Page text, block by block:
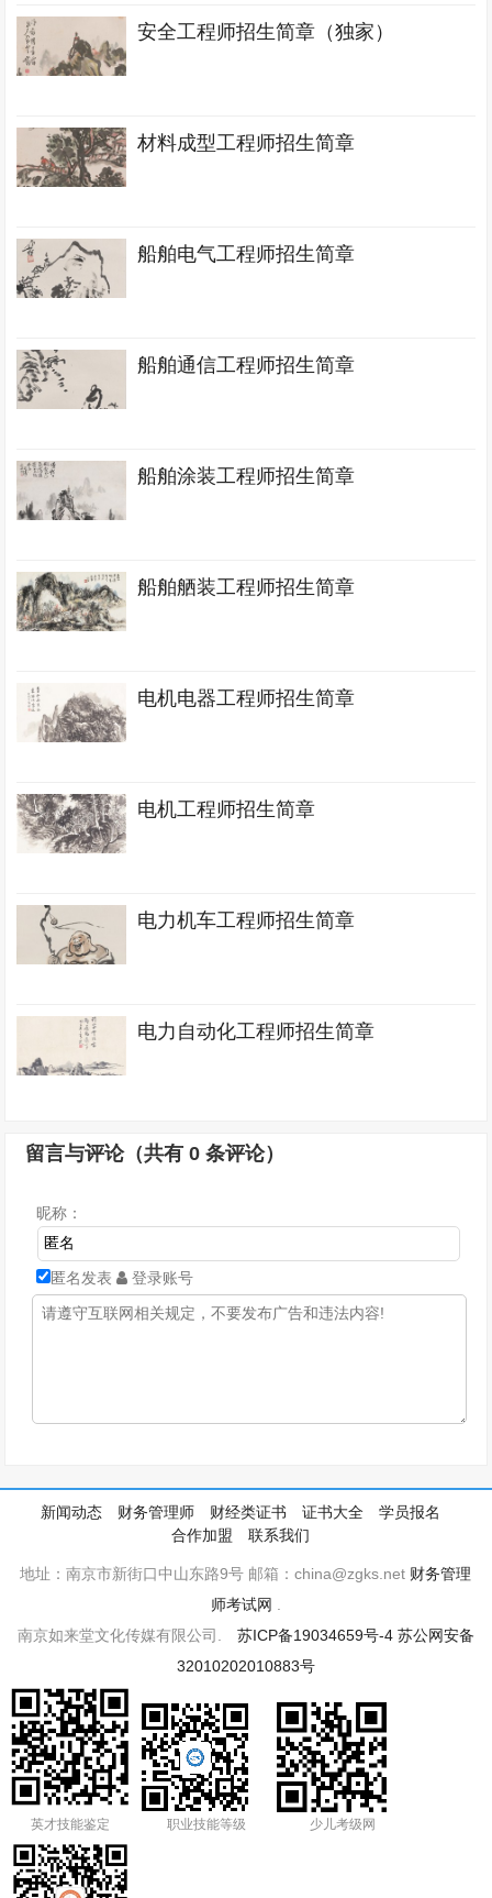
安全工程师招生简章（独家）
材料成型工程师招生简章
船舶电气工程师招生简章
船舶通信工程师招生简章
船舶涂装工程师招生简章
船舶舾装工程师招生简章
电机电器工程师招生简章
电机工程师招生简章
电力机车工程师招生简章
电力自动化工程师招生简章
留言与评论（共有0 条评论）
昵称：
匿名发表 登录账号
新闻动态 财务管理师 财经类证书 证书大全
学员报名
合作加盟
联系我们
地址：南京市新街口中山东路9号 邮箱：china@zgks.net 财务管理
师考试网
南京如来堂文化传媒有限公司. 苏ICP备19034659号-4 苏公网安备
32010202010883号
英才技能鉴定 职业技能等级 少儿考级网